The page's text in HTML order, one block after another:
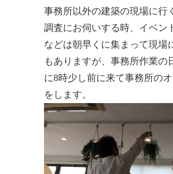
事務所以外の建築の現場に行
調査にお伺いする時、イベン
などは朝早くに集まって現場
もありますが、事務所作業の
に8時少し前に来て事務所の
をします。